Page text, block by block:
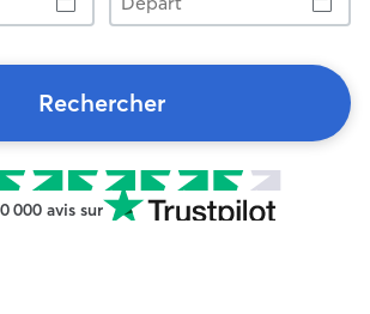
Rechercher
000 avis sur